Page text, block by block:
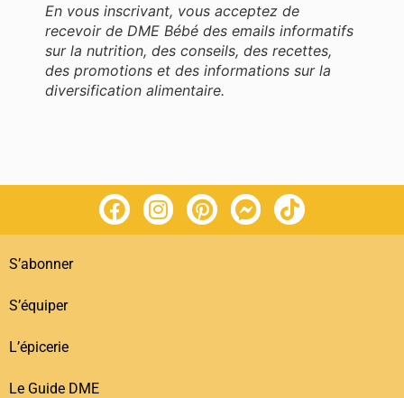
En vous inscrivant, vous acceptez de
recevoir de DME Bébé des emails informatifs
sur la nutrition, des conseils, des recettes,
des promotions et des informations sur la
diversification alimentaire.
S’abonner
S’équiper
L’épicerie
Le Guide DME